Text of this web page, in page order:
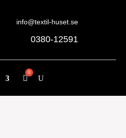
info@textil-huset.se
0380-12591